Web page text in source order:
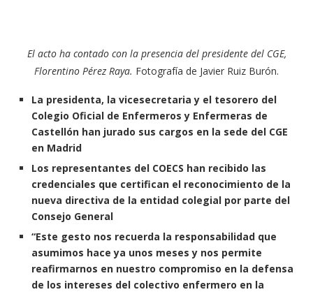
El acto ha contado con la presencia del presidente del CGE,
Florentino Pérez Raya. Fotografía de Javier Ruiz Burón.
La presidenta, la vicesecretaria y el tesorero del
Colegio Oficial de Enfermeros y Enfermeras de
Castellón han jurado sus cargos en la sede del CGE
en Madrid
Los representantes del COECS han recibido las
credenciales que certifican el reconocimiento de la
nueva directiva de la entidad colegial por parte del
Consejo General
“Este gesto nos recuerda la responsabilidad que
asumimos hace ya unos meses y nos permite
reafirmarnos en nuestro compromiso en la defensa
de los intereses del colectivo enfermero en la